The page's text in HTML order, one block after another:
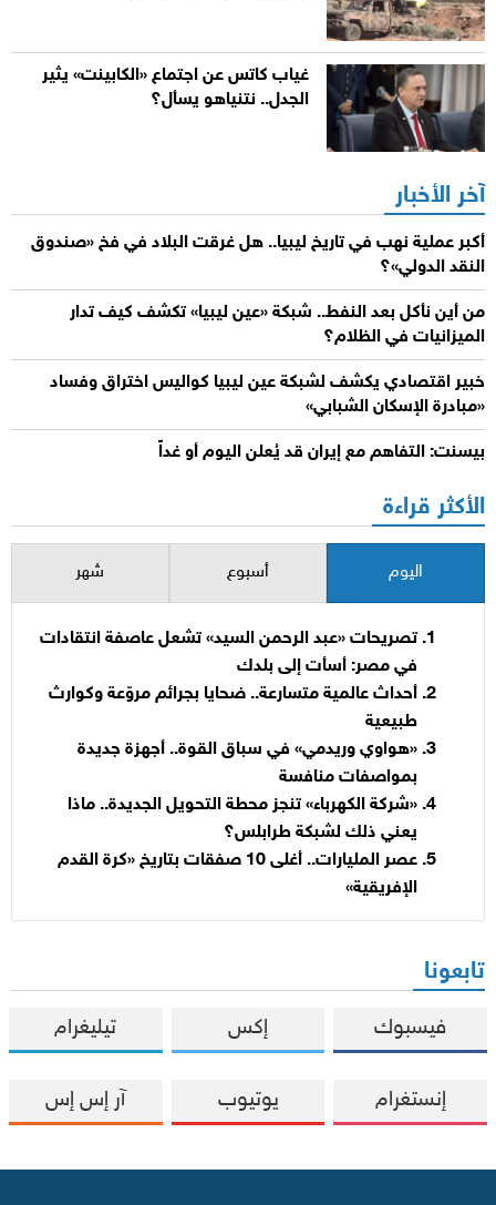
غياب كاتس عن اجتماع «الكابينت» يثير
الجدل.. نتنياهو يسأل؟
آخر الأخبار
أكبر عملية نهب في تاريخ ليبيا.. هل غرقت البلاد في فخ «صندوق
النقد الدولي»؟
من أين نأكل بعد النفط.. شبكة «عين ليبيا» تكشف كيف تدار
الميزانيات في الظلام؟
خبير اقتصادي يكشف لشبكة عين ليبيا كواليس اختراق وفساد
«مبادرة الإسكان الشبابي»
بيسنت: التفاهم مع إيران قد يُعلن اليوم أو غداً
الأكثر قراءة
اليوم أسبوع شهر
تصريحات «عبد الرحمن السيد» تشعل عاصفة انتقادات
في مصر: أسأت إلى بلدك
أحداث عالمية متسارعة.. ضحايا بجرائم مروّعة وكوارث
طبيعية
«هواوي وريدمي» في سباق القوة.. أجهزة جديدة
بمواصفات منافسة
«شركة الكهرباء» تنجز محطة التحويل الجديدة.. ماذا
يعني ذلك لشبكة طرابلس؟
عصر المليارات.. أغلى 10 صفقات بتاريخ «كرة القدم
الإفريقية»
تابعونا
فيسبوك إكس تيليغرام
إنستغرام يوتيوب آر إس إس